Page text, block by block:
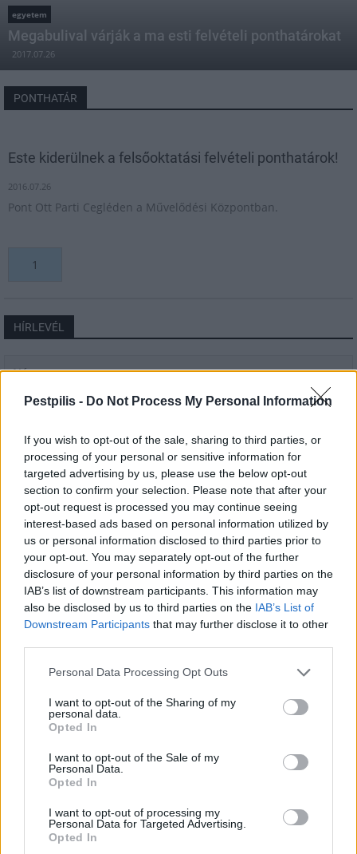
Pestpilis - Do Not Process My Personal Information
If you wish to opt-out of the sale, sharing to third parties, or
processing of your personal or sensitive information for
targeted advertising by us, please use the below opt-out
section to confirm your selection. Please note that after your
opt-out request is processed you may continue seeing
interest-based ads based on personal information utilized by
us or personal information disclosed to third parties prior to
your opt-out. You may separately opt-out of the further
disclosure of your personal information by third parties on the
IAB’s list of downstream participants. This information may
also be disclosed by us to third parties on the IAB’s List of
Downstream Participants that may further disclose it to other
Personal Data Processing Opt Outs
I want to opt-out of the Sharing of my
personal data.
Opted In
I want to opt-out of the Sale of my
Personal Data.
Opted In
I want to opt-out of processing my
Personal Data for Targeted Advertising.
Opted In
egyetem
Megabulival várják a ma esti felvételi ponthatárokat
2017.07.26
PONTHATÁR
Este kiderülnek a felsőoktatási felvételi ponthatárok!
2016.07.26
Pont Ott Parti Cegléden a Művelődési Központban.
1
HÍRLEVÉL
Név
Feliratkozom a hírlevélre és elfogadom azadatvédelmi
szabályzatot!
FELIRATKOZÁS
LEGFRISSEBB
Országos
Megérkezett az eső a Duna vízgyűjtőjére
másodfokúra csökken a riasztás
Pest megye